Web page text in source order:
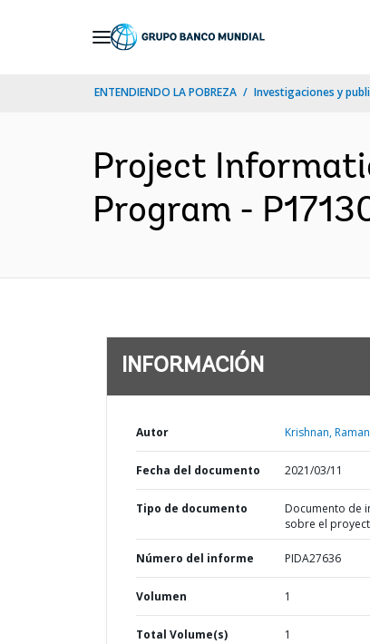
ENTENDIENDO LA POBREZA Investigaciones y
Project
Program -
INFORMACIÓN
Autor Krishnan,
Fecha del documento 2021/03/11
Tipo de documento
Documento de
sobre el
Número del informe PIDA27636
Volumen 1
Total Volume(s) 1